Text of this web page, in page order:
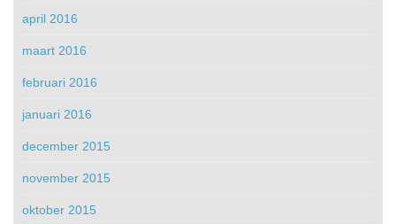
april 2016
maart 2016
februari 2016
januari 2016
december 2015
november 2015
oktober 2015